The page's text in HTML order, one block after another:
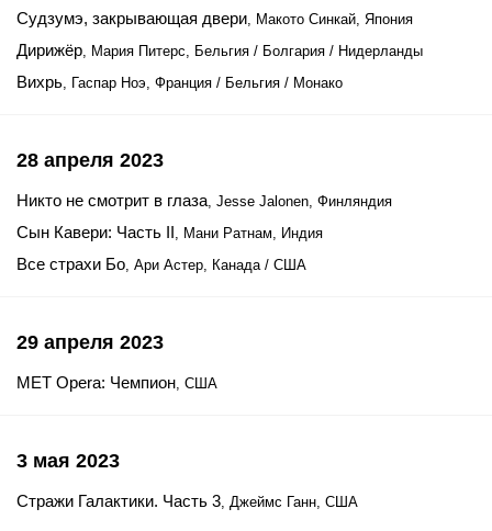
Судзумэ, закрывающая двери, Макото Синкай, Япония
Дирижёр, Мария Питерс, Бельгия / Болгария / Нидерланды
Вихрь, Гаспар Ноэ, Франция / Бельгия / Монако
28 апреля 2023
Никто не смотрит в глаза, Jesse Jalonen, Финляндия
Сын Кавери: Часть II, Мани Ратнам, Индия
Все страхи Бо, Ари Астер, Канада / США
29 апреля 2023
MET Opera: Чемпион, США
3 мая 2023
Стражи Галактики. Часть 3, Джеймс Ганн, США